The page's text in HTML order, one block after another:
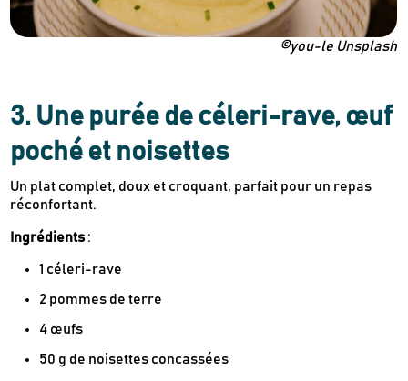
©you-le Unsplash
3. Une purée de céleri-rave, œuf
poché et noisettes
Un plat complet, doux et croquant, parfait pour un repas
réconfortant.
Ingrédients:
1 céleri-rave
2 pommes de terre
4 œufs
50 g de noisettes concassées